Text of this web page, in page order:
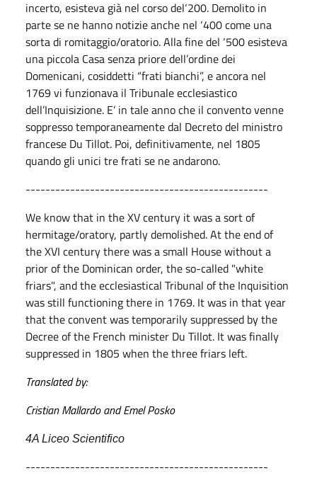
incerto, esisteva già nel corso del‘200. Demolito in
parte se ne hanno notizie anche nel ‘400 come una
sorta di romitaggio/oratorio. Alla fine del ‘500 esisteva
una piccola Casa senza priore dell’ordine dei
Domenicani, cosiddetti “frati bianchi”, e ancora nel
1769 vi funzionava il Tribunale ecclesiastico
dell’Inquisizione. E’ in tale anno che il convento venne
soppresso temporaneamente dal Decreto del ministro
francese Du Tillot. Poi, definitivamente, nel 1805
quando gli unici tre frati se ne andarono.
-------------------------------------------------
We know that in the XV century it was a sort of
hermitage/oratory, partly demolished. At the end of
the XVI century there was a small House without a
prior of the Dominican order, the so-called "white
friars", and the ecclesiastical Tribunal of the Inquisition
was still functioning there in 1769. It was in that year
that the convent was temporarily suppressed by the
Decree of the French minister Du Tillot. It was finally
suppressed in 1805 when the three friars left.
Translated by:
Cristian Mallardo and Emel Posko
4A Liceo Scientifico
-------------------------------------------------